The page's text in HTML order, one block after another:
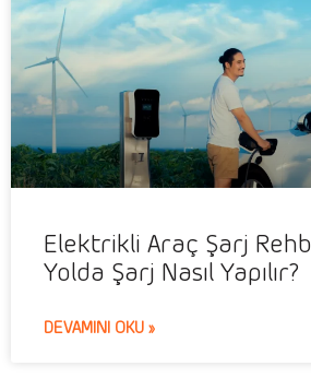
Elektrikli Araç Şarj
Yolda Şarj Nasıl Yapılır?
DEVAMINI OKU »